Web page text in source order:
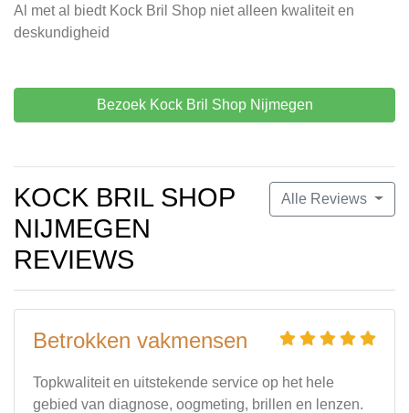
Al met al biedt Kock Bril Shop niet alleen kwaliteit en
deskundigheid
Bezoek Kock Bril Shop Nijmegen
Alle Reviews
KOCK BRIL SHOP
NIJMEGEN
REVIEWS
Betrokken vakmensen
Topkwaliteit en uitstekende service op het hele
gebied van diagnose, oogmeting, brillen en lenzen.